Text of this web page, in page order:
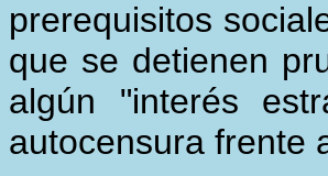
prerequisitos
que se detienen
algún "interés
autocensura frente